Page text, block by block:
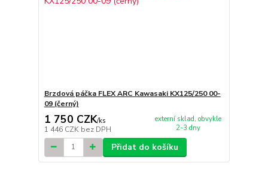
Brzdová páčka FLEX ARC Kawasaki KX125/250 00-
09 (černý)
1 750 CZK/ks
1 446 CZK bez DPH
externí sklad, obvykle
2-3 dny
Přidat do košíku